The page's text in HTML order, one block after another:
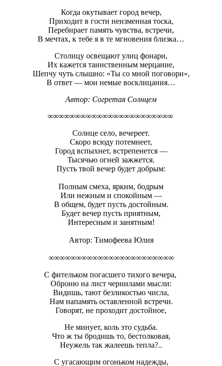
Когда окутывает город вечер,
Приходит в гости неизменная тоска,
Перебирает память чувства, встречи,
В мечтах, к тебе я в те мгновения близка…
Столицу освещают улиц фонари,
Их кажется таинственным мерцание,
Шепчу чуть слышно: «Ты со мной поговори»,
В ответ — мои немые восклицания…
Автор: Согретая Солнцем
∞∞∞∞∞∞∞∞∞∞∞∞∞∞∞∞∞∞∞∞∞∞∞
Солнце село, вечереет.
Скоро всюду потемнеет,
Город вспыхнет, встрепенется —
Тысячью огней зажжется.
Пусть твой вечер будет добрым:
Полным смеха, ярким, бодрым
Или нежным и спокойным —
В общем, будет пусть достойным.
Будет вечер пусть приятным,
Интересным и занятным!
Автор: Тимофеева Юлия
∞∞∞∞∞∞∞∞∞∞∞∞∞∞∞∞∞∞∞∞∞∞∞
С фительком погасшего тихого вечера,
Оброню на лист чернилами мысли:
Видишь, тают безликостью числа,
Нам напамять оставленной встречи.
Говорят, не проходит достойное,
Не минует, коль это судьба.
Что ж ты бродишь то, бестолковая,
Неужель так жалеешь тепла?..
С угасающим огоньком надежды,